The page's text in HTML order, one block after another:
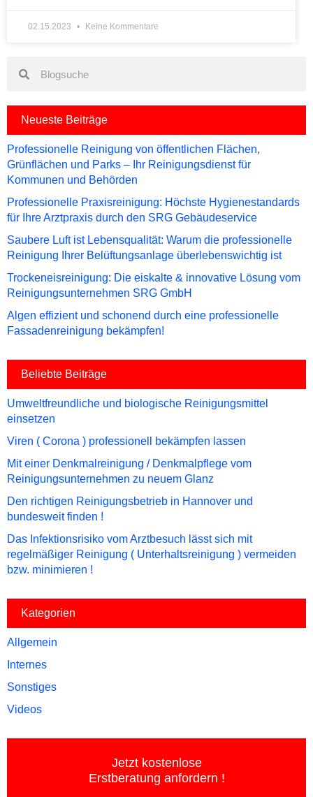
02.15.2023 Keine Kommentare
Neueste Beiträge
Professionelle Reinigung von öffentlichen Flächen,
Grünflächen und Parks – Ihr Reinigungsdienst für
Kommunen und Behörden
Professionelle Praxisreinigung: Höchste Hygienestandards
für Ihre Arztpraxis durch den SRG Gebäudeservice
Saubere Luft ist Lebensqualität: Warum die professionelle
Reinigung Ihrer Belüftungsanlage überlebenswichtig ist
Trockeneisreinigung: Die eiskalte & innovative Lösung vom
Reinigungsunternehmen SRG GmbH
Algen effizient und schonend durch eine professionelle
Fassadenreinigung bekämpfen!
Beliebte Beiträge
Umweltfreundliche und biologische Reinigungsmittel
einsetzen
Viren ( Corona ) professionell bekämpfen lassen
Mit einer Denkmalreinigung / Denkmalpflege vom
Reinigungsunternehmen zu neuem Glanz
Den richtigen Reinigungsbetrieb in Hannover und
bundesweit finden !
Das Infektionsrisiko vom Arztbesuch lässt sich mit
regelmäßiger Reinigung ( Unterhaltsreinigung ) vermeiden
bzw. minimieren !
Kategorien
Allgemein
Internes
Sonstiges
Videos
Jetzt kostenlose
Erstberatung anfordern !